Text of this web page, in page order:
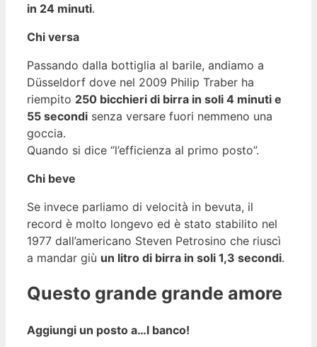
in 24 minuti.
Chi versa
Passando dalla bottiglia al barile, andiamo a
Düsseldorf dove nel 2009 Philip Traber ha
riempito 250 bicchieri di birra in soli 4 minuti e
55 secondi senza versare fuori nemmeno una
goccia.
Quando si dice “l’efficienza al primo posto”.
Chi beve
Se invece parliamo di velocità in bevuta, il
record è molto longevo ed è stato stabilito nel
1977 dall’americano Steven Petrosino che riuscì
a mandar giù un litro di birra in soli 1,3 secondi.
Questo grande grande amore
Aggiungi un posto a…l banco!